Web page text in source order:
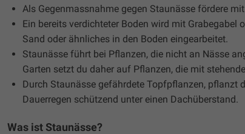
Als Gegenmassnahme gegen Staunässe fördere
Ein bereits verdichteter Boden wird mit
Sand oder ähnliches in den Boden eingearbeitet.
Staunässe führt bei Pflanzen, die nicht an Nässe
Garten setzt du daher auf Pflanzen, die mit
Durch Staunässe gefährdete Topfpflanzen, pflanzt
Dauerregen schützend unter einen Dachüberstand.
Was ist Staunässe?